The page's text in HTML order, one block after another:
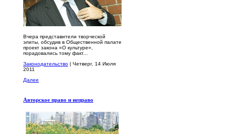
Вчера представители творческой
элиты, обсудив в Общественной палате
проект закона «О культуре»,
порадовались тому факт...
Законодательство | Четверг, 14 Июля
2011
Далее
Авторское право и неправо